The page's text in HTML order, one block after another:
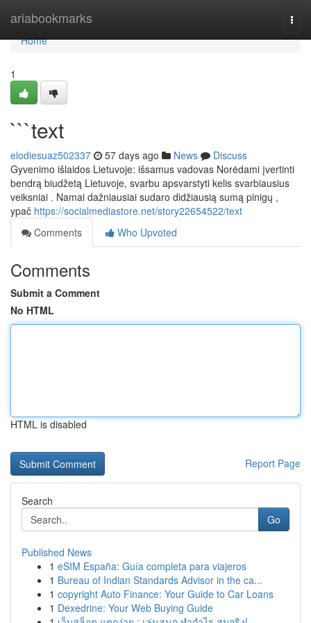
ariabookmarks
Home
Home
1
```text
elodiesuaz502337 57 days ago News
Discuss
Gyvenimo išlaidos Lietuvoje: išsamus vadovas Norėdami įvertinti
bendrą biudžetą Lietuvoje, svarbu apsvarstyti kelis svarbiausius
veiksniai . Namai dažniausiai sudaro didžiausią sumą pinigų ,
ypač https://socialmediastore.net/story22654522/text
Comments
Who Upvoted
Comments
Submit a Comment
No HTML
HTML is disabled
Report Page
Search
Go
Published News
1 eSIM España: Guía completa para viajeros
1 Bureau of Indian Standards Advisor in the ca...
1 copyright Auto Finance: Your Guide to Car Loans
1 Dexedrine: Your Web Buying Guide